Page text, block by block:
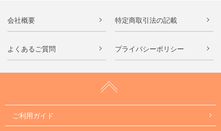
会社概要 特定商取引法の記載
よくあるご質問 プライバシーポリシー
ご利用ガイド